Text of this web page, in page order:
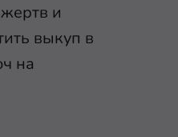
и
выкуп в
на